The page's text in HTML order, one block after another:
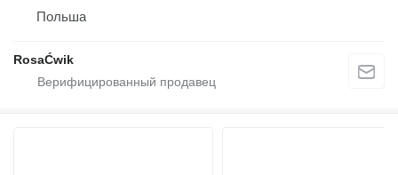
Польша
RosaĆwik